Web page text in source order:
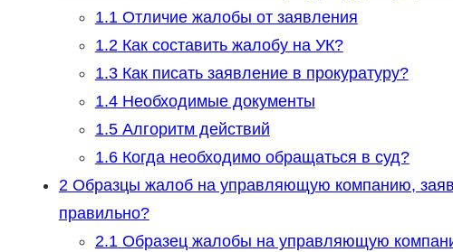
1.1Отличие жалобы от заявления
1.2Как составить жалобу на УК?
1.3Как писать заявление в прокуратуру?
1.4Необходимые документы
1.5Алгоритм действий
1.6Когда необходимо обращаться в суд?
2Образцы жалоб на управляющую компанию,
правильно?
2.1Образец жалобы на управляющую